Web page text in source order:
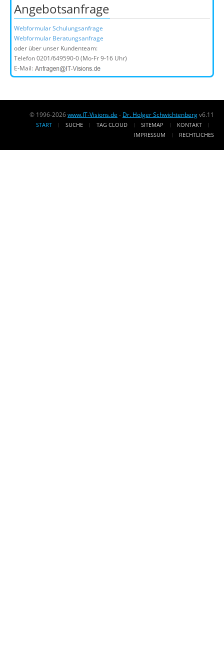
Angebotsanfrage
Webformular Schulungsanfrage
Webformular Beratungsanfrage
oder über unser Kundenteam:
Telefon0201/649590-0(Mo-Fr 9-16 Uhr)
E-Mail:
© 1996-2026www.IT-Visions.de - Dr. Holger Schwichtenbergv6.11
START SUCHE TAG CLOUD SITEMAP
KONTAKT
IMPRESSUM
RECHTLICHES